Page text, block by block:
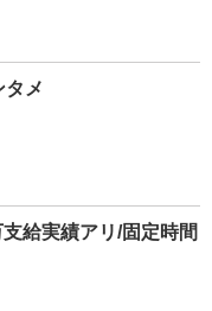
タメ
給実績アリ/固定時間